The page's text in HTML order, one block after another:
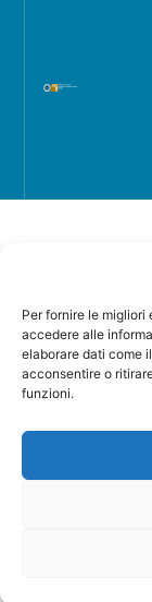
Per fornire le
accedere alle
elaborare dati come
acconsentire o
funzioni.